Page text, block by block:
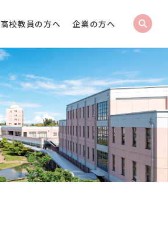
高校教員の方へ 企業の方へ